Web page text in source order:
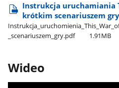
Instrukcja uruchamiania
krótkim scenariuszem gry
_scenariuszem​_gry.pdf
1.91MB
Wideo